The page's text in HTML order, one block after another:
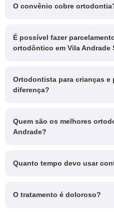
O convênio cobre
É possível fazer
ortodôntico em Vila Andrade
Ortodontista para crianças e
diferença?
Quem são os melhores
Andrade?
Quanto tempo devo usar
O tratamento é doloroso?